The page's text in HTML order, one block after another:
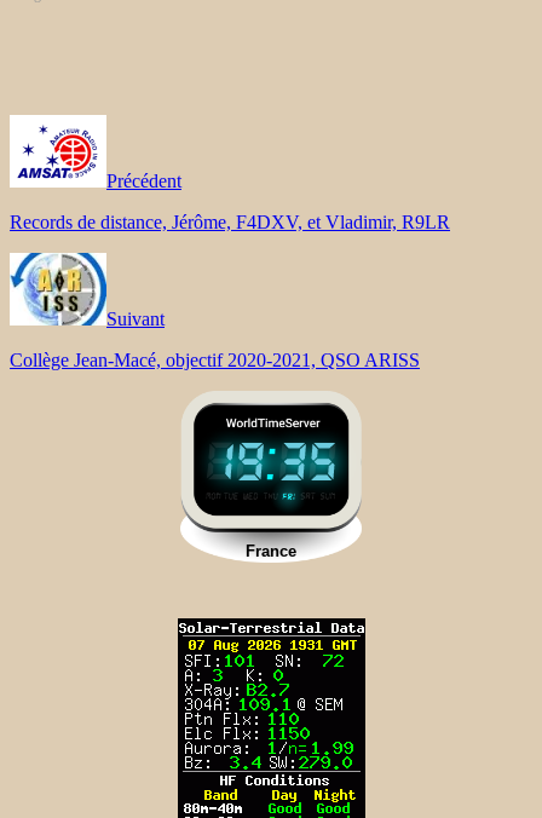
Précédent
Records de distance, Jérôme, F4DXV, et Vladimir, R9LR
Suivant
Collège Jean-Macé, objectif 2020-2021, QSO ARISS